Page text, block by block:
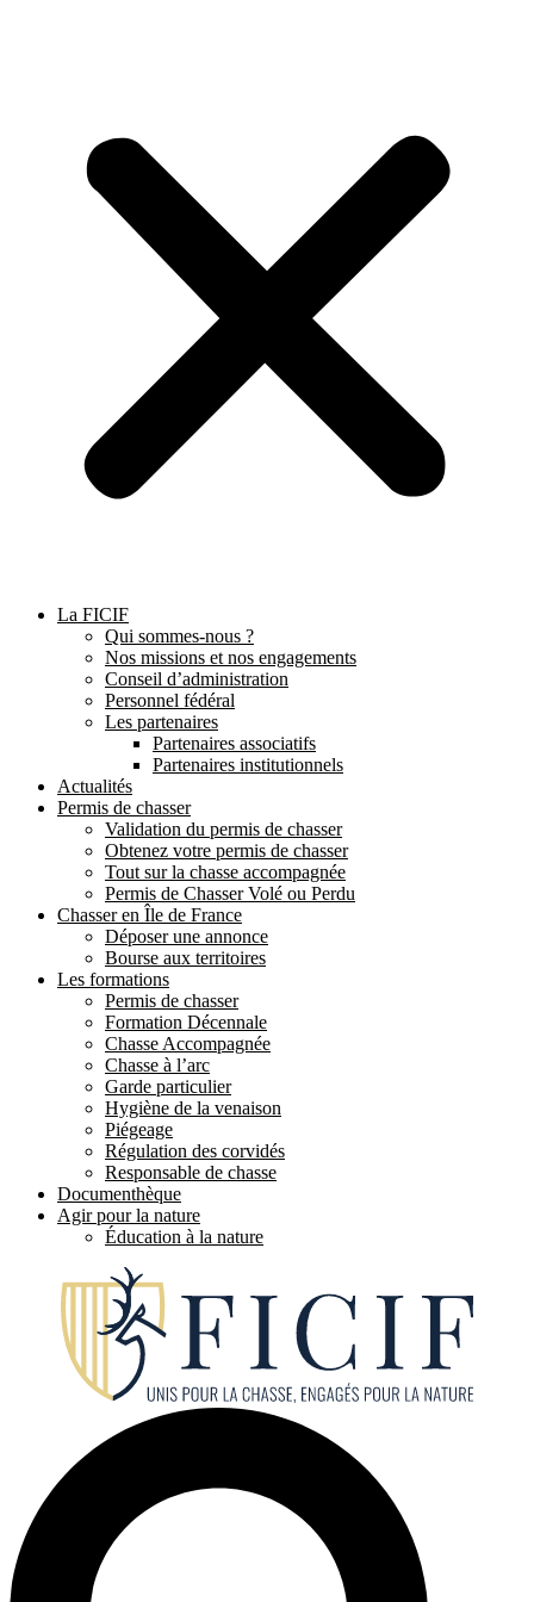
La FICIF
Qui sommes-nous ?
Nos missions et nos engagements
Conseil d’administration
Personnel fédéral
Les partenaires
Partenaires associatifs
Partenaires institutionnels
Actualités
Permis de chasser
Validation du permis de chasser
Obtenez votre permis de chasser
Tout sur la chasse accompagnée
Permis de Chasser Volé ou Perdu
Chasser en Île de France
Déposer une annonce
Bourse aux territoires
Les formations
Permis de chasser
Formation Décennale
Chasse Accompagnée
Chasse à l’arc
Garde particulier
Hygiène de la venaison
Piégeage
Régulation des corvidés
Responsable de chasse
Documenthèque
Agir pour la nature
Éducation à la nature